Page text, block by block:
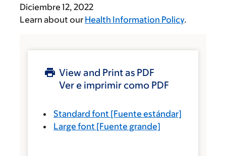
Diciembre 12, 2022
Learn about our Health Information Policy.
View and Print as PDF
Ver e imprimir como PDF
Standard font [Fuente estándar]
Large font [Fuente grande]